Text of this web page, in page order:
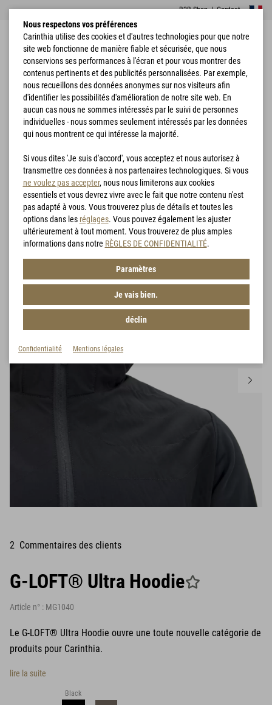
B2B Shop|Contact
Accueil Vêtements Vestes G-LOFT® Ultra Hoodie
2 Commentaires des clients
G-LOFT® Ultra Hoodie
Article n° : MG1040
Le G-LOFT® Ultra Hoodie ouvre une toute nouvelle catégorie de
produits pour Carinthia.
lire la suite
Black
Nous respectons vos préférences
Carinthia utilise des cookies et d'autres technologies pour que notre
site web fonctionne de manière fiable et sécurisée, que nous
conservions ses performances à l'écran et pour vous montrer des
contenus pertinents et des publicités personnalisées. Par exemple,
nous recueillons des données anonymes sur nos visiteurs afin
d'identifier les possibilités d'amélioration de notre site web. En
aucun cas nous ne sommes intéressés par le suivi de personnes
individuelles - nous sommes seulement intéressés par les données
qui nous montrent ce qui intéresse la majorité.
Si vous dites 'Je suis d'accord', vous acceptez et nous autorisez à
transmettre ces données à nos partenaires technologiques. Si vous
ne voulez pas accepter, nous nous limiterons aux cookies
essentiels et vous devrez vivre avec le fait que notre contenu n'est
pas adapté à vous. Vous trouverez plus de détails et toutes les
options dans les réglages. Vous pouvez également les ajuster
ultérieurement à tout moment. Vous trouverez de plus amples
informations dans notre RÈGLES DE CONFIDENTIALITÉ.
Paramètres
Je vais bien.
déclin
Confidentialité Mentions légales